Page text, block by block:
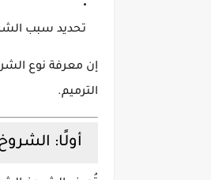
تحديد سبب
إن معرفة نوع
الترميم.
أولًا: